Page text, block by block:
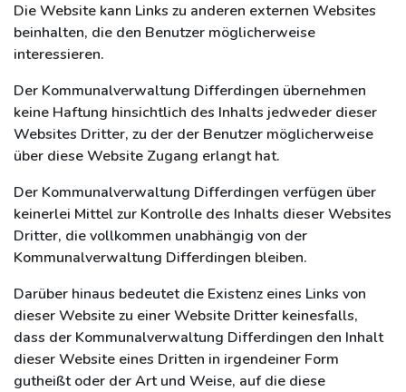
Die Website kann Links zu anderen externen Websites
beinhalten, die den Benutzer möglicherweise
interessieren.
Der Kommunalverwaltung Differdingen übernehmen
keine Haftung hinsichtlich des Inhalts jedweder dieser
Websites Dritter, zu der der Benutzer möglicherweise
über diese Website Zugang erlangt hat.
Der Kommunalverwaltung Differdingen verfügen über
keinerlei Mittel zur Kontrolle des Inhalts dieser Websites
Dritter, die vollkommen unabhängig von der
Kommunalverwaltung Differdingen bleiben.
Darüber hinaus bedeutet die Existenz eines Links von
dieser Website zu einer Website Dritter keinesfalls,
dass der Kommunalverwaltung Differdingen den Inhalt
dieser Website eines Dritten in irgendeiner Form
gutheißt oder der Art und Weise, auf die diese